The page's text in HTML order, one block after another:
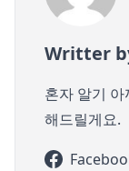
Writter
혼자 알기
해드릴게요.